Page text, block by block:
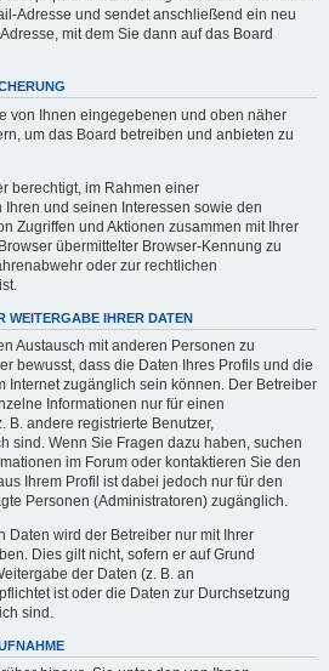
Adresse und sendet anschließend ein neu
mit dem Sie dann auf das Board
von Ihnen eingegebenen und oben näher
um das Board betreiben und anbieten zu
berechtigt, im Rahmen einer
und seinen Interessen sowie den
Zugriffen und Aktionen zusammen mit Ihrer
übermittelter Browser-Kennung zu
oder zur rechtlichen
WEITERGABE IHRER DATEN
Austausch mit anderen Personen zu
bewusst, dass die Daten Ihres Profils und die
Internet zugänglich sein können. Der Betreiber
Informationen nur für einen
B. andere registrierte Benutzer,
sind. Wenn Sie Fragen dazu haben, suchen
im Forum oder kontaktieren Sie den
Ihrem Profil ist dabei jedoch nur für den
Personen (Administratoren) zugänglich.
Daten wird der Betreiber nur mit Ihrer
Dies gilt nicht, sofern er auf Grund
der Daten (z. B. an
ist oder die Daten zur Durchsetzung
sind.